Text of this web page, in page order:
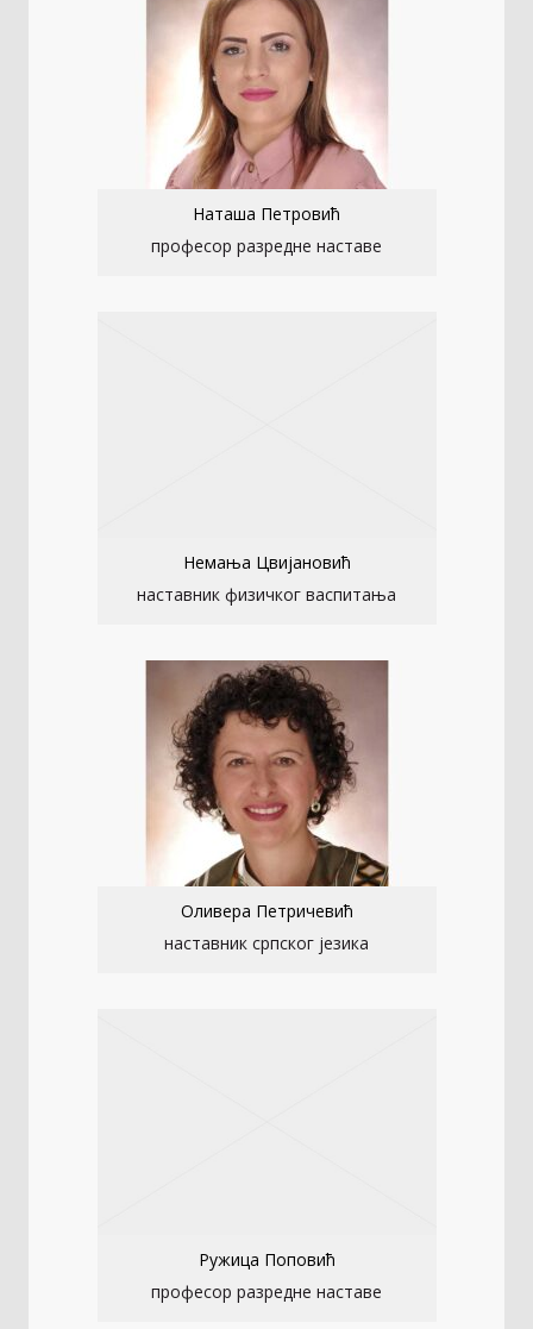
Наташа Петровић
професор разредне наставе
Немања Цвијановић
наставник физичког васпитања
Оливера Петричевић
наставник српског језика
Ружица Поповић
професор разредне наставе